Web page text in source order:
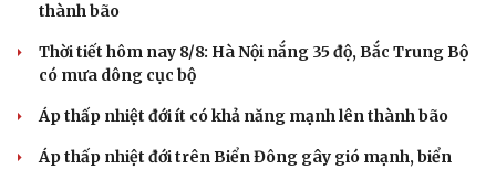
thành bão
Thời tiết hôm nay 8/8: Hà Nội nắng 35 độ, Bắc Trung Bộ
có mưa dông cục bộ
Áp thấp nhiệt đới ít có khả năng mạnh lên thành bão
Áp thấp nhiệt đới trên Biển Đông gây gió mạnh, biển